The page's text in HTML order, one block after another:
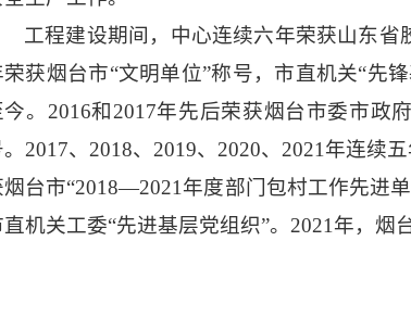
工程建设期间，中心连续六年荣获山东
荣获烟台市“文明单位”称号，市直机关“先
今。2016和2017年先后荣获烟台市委市政
。2017、2018、2019、2020、2021年连续
烟台市“2018—2021年度部门包村工作先进
直机关工委“先进基层党组织”。2021年，烟